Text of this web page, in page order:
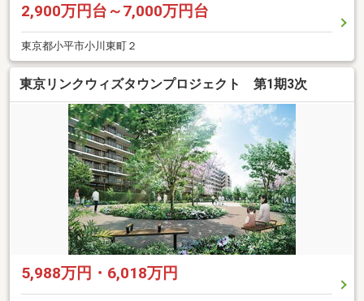
2,900万円台～7,000万円台
東京都小平市小川東町２
東京リンクウィズタウンプロジェクト 第1期3次
5,988万円・6,018万円